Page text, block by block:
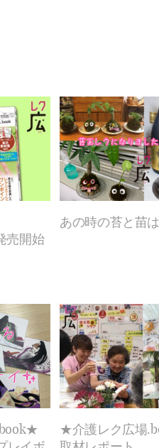
売開始
あの時の苔と苗
★介護レク広場